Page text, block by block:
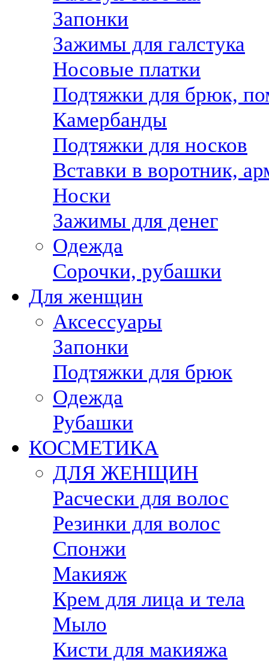
Запонки
Зажимы для галстука
Носовые платки
Подтяжки для брюк,
Камербанды
Подтяжки для носков
Вставки в воротник,
Носки
Зажимы для денег
Одежда
Сорочки, рубашки
Для женщин
Аксессуары
Запонки
Подтяжки для брюк
Одежда
Рубашки
КОСМЕТИКА
ДЛЯ ЖЕНЩИН
Расчески для волос
Резинки для волос
Спонжи
Макияж
Крем для лица и тела
Мыло
Кисти для макияжа